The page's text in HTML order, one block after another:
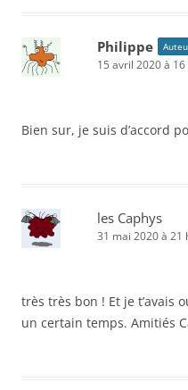
Philippe
15 avril 2020 à
Bien sur, je suis d’accord
les Caphys
31 mai 2020 à 21
très très bon ! Et je t’avais
un certain temps. Amitiés